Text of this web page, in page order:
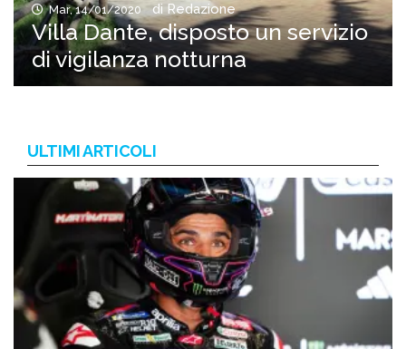
Mar, 14/01/2020 di Redazione
Villa Dante, disposto un servizio
di vigilanza notturna
ULTIMI ARTICOLI